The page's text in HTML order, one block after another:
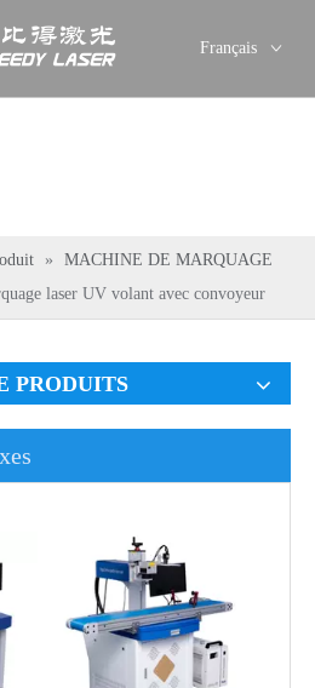
Français
Deutsch
Italiano
»
MACHINE DE MARQUAGE
laser UV volant avec convoyeur
PRODUITS